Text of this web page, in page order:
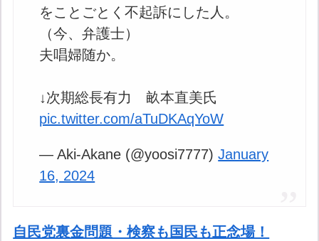
をことごとく不起訴にした人。
（今、弁護士）
夫唱婦随か。
↓次期総長有力 畝本直美氏
pic.twitter.com/aTuDKAqYoW
— Aki-Akane (@yoosi7777)January
16, 2024
自民党裏金問題・検察も国民も正念場！